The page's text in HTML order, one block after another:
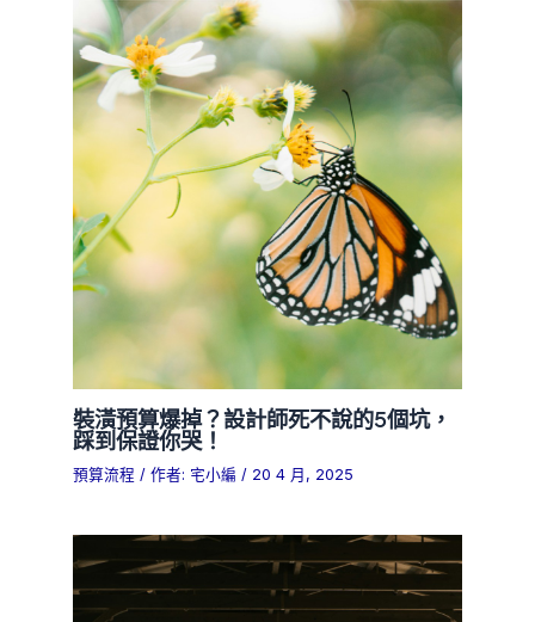
裝潢預算爆掉？設計師死不說的5個坑，
踩到保證你哭！
預算流程 / 作者: 宅小編 / 20 4 月, 2025